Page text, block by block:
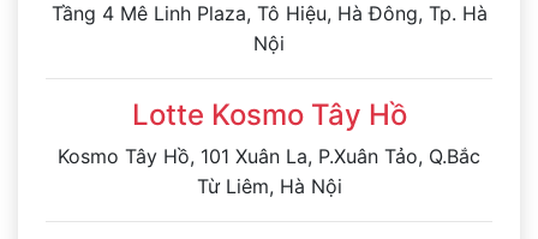
Tầng 4 Mê Linh Plaza, Tô Hiệu, Hà Đông, Tp. Hà
Nội
Lotte Kosmo Tây Hồ
Kosmo Tây Hồ, 101 Xuân La, P.Xuân Tảo, Q.Bắc
Từ Liêm, Hà Nội